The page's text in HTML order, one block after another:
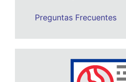
Preguntas Frecuentes